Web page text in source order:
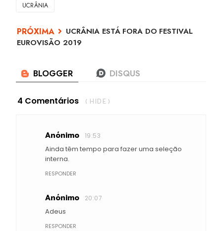
UCRÂNIA
UCRÂNIA ESTÁ FORA DO FESTIVAL
EUROVISÃO 2019
4 Comentários ( HIDE )
Anónimo 19:53
Ainda têm tempo para fazer uma seleção
interna.
RESPONDER
Anónimo 20:07
Adeus
RESPONDER